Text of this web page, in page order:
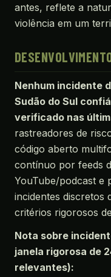
antes, reflete a
violência em um
Nenhum incidente
Sudão do Sul
verificado nas
rastreadores de
código aberto
contínuo por feeds
YouTube/podcast e
incidentes discretos
critérios rigorosos
Nota sobre
janela rigorosa de
relevantes):